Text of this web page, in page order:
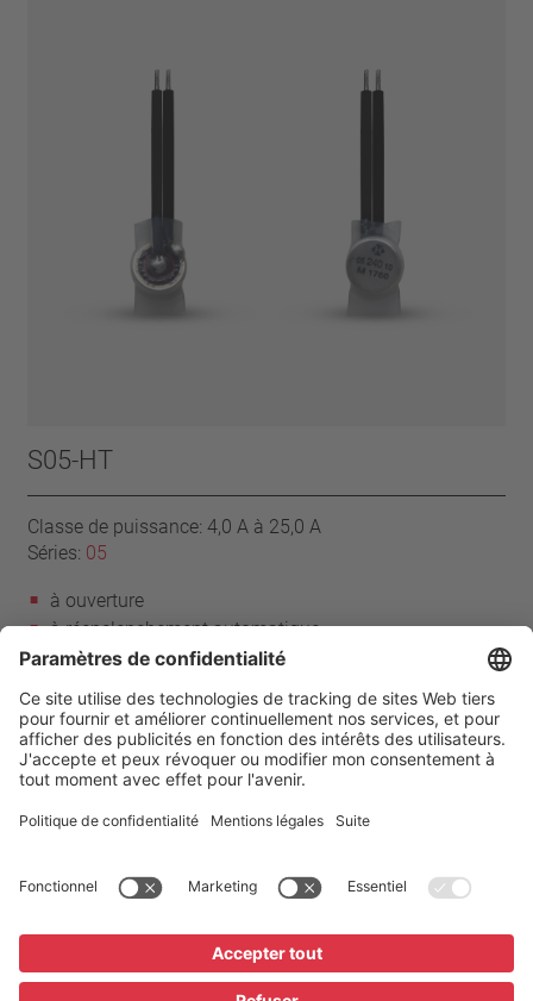
S05-HT
Classe de puissance: 4,0 A à 25,0 A
Séries: 05
à ouverture
à réenclenchement automatique
avec câbles de raccordement
Mylar®-Nomex®
avec ou sans époxy
Mentions légales
Protection des données